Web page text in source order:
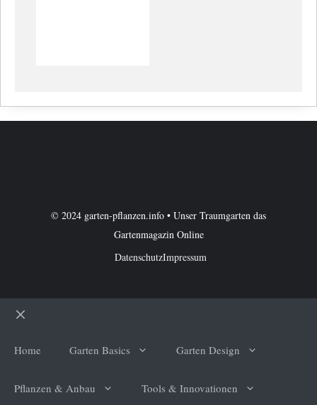
© 2024 garten-pflanzen.info • Unser Traumgarten das
Gartenmagazin Online
DatenschutzImpressum
Home Garten Basics Garten Design
Pflanzen & Anbau Tools & Innovationen